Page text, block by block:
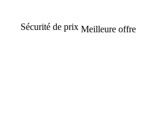
Sécurité de prix Meilleure offre